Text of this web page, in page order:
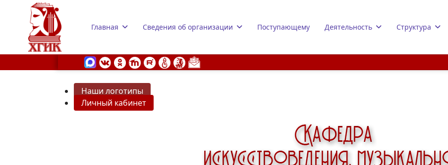
Главная Сведения об организации Поступающему Деятельность Структура
Наши логотипы
Личный кабинет